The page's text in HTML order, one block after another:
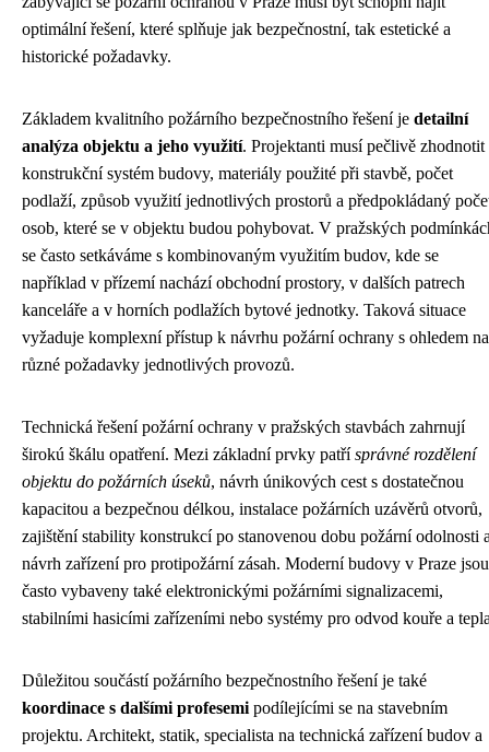
optimální řešení, které splňuje jak bezpečnostní, tak estetické a
historické požadavky.
Základem kvalitního požárního bezpečnostního řešení je detailní
analýza objektu a jeho využití. Projektanti musí pečlivě zhodnotit
konstrukční systém budovy, materiály použité při stavbě, počet
podlaží, způsob využití jednotlivých prostorů a předpokládaný
osob, které se v objektu budou pohybovat. V pražských
se často setkáváme s kombinovaným využitím budov, kde se
například v přízemí nachází obchodní prostory, v dalších patrech
kanceláře a v horních podlažích bytové jednotky. Taková situace
vyžaduje komplexní přístup k návrhu požární ochrany s ohledem na
různé požadavky jednotlivých provozů.
Technická řešení požární ochrany v pražských stavbách zahrnují
širokú škálu opatření. Mezi základní prvky patřísprávné rozdělení
objektu do požárních úseků, návrh únikových cest s dostatečnou
kapacitou a bezpečnou délkou, instalace požárních uzávěrů otvorů,
zajištění stability konstrukcí po stanovenou dobu požární odolnosti
návrh zařízení pro protipožární zásah. Moderní budovy v Praze jsou
často vybaveny také elektronickými požárními signalizacemi,
stabilními hasicími zařízeními nebo systémy pro odvod kouře a
Důležitou součástí požárního bezpečnostního řešení je také
koordinace s dalšími profesemi podílejícími se na stavebním
projektu. Architekt, statik, specialista na technická zařízení budov a